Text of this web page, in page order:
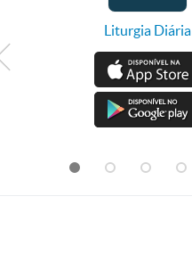
Liturgia Diária